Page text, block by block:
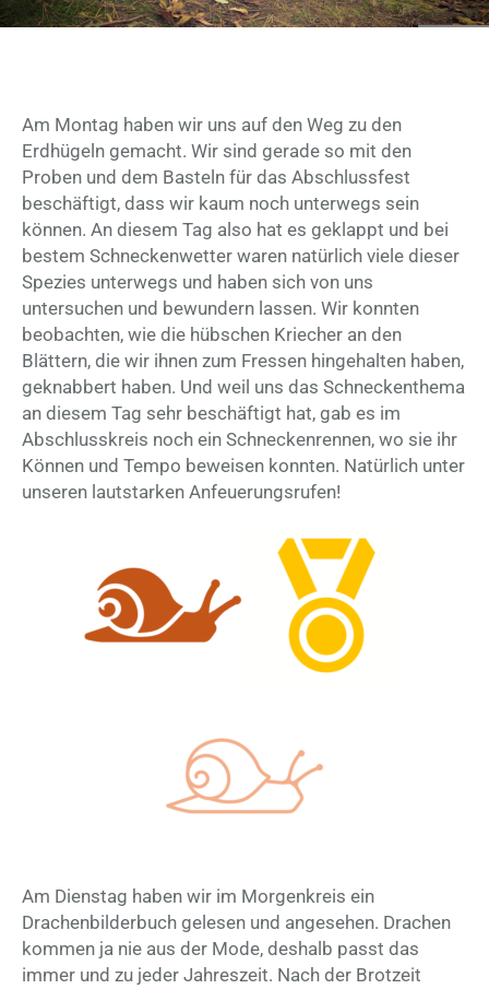
Am Montag haben wir uns auf den Weg zu den
Erdhügeln gemacht. Wir sind gerade so mit den
Proben und dem Basteln für das Abschlussfest
beschäftigt, dass wir kaum noch unterwegs sein
können. An diesem Tag also hat es geklappt und bei
bestem Schneckenwetter waren natürlich viele dieser
Spezies unterwegs und haben sich von uns
untersuchen und bewundern lassen. Wir konnten
beobachten, wie die hübschen Kriecher an den
Blättern, die wir ihnen zum Fressen hingehalten haben,
geknabbert haben. Und weil uns das Schneckenthema
an diesem Tag sehr beschäftigt hat, gab es im
Abschlusskreis noch ein Schneckenrennen, wo sie ihr
Können und Tempo beweisen konnten. Natürlich unter
unseren lautstarken Anfeuerungsrufen!
Am Dienstag haben wir im Morgenkreis ein
Drachenbilderbuch gelesen und angesehen. Drachen
kommen ja nie aus der Mode, deshalb passt das
immer und zu jeder Jahreszeit. Nach der Brotzeit